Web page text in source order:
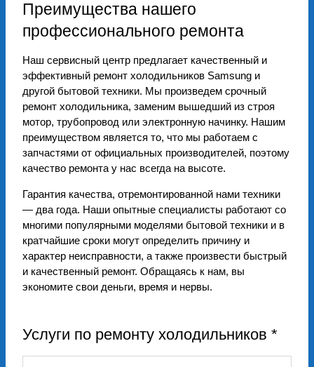
Преимущества нашего
профессионального ремонта
Наш сервисный центр предлагает качественный и
эффективный ремонт холодильников Samsung и
другой бытовой техники. Мы произведем срочный
ремонт холодильника, заменим вышедший из строя
мотор, трубопровод или электронную начинку. Нашим
преимуществом является то, что мы работаем с
запчастями от официальных производителей, поэтому
качество ремонта у нас всегда на высоте.
Гарантия качества, отремонтированной нами техники
— два года. Наши опытные специалисты работают со
многими популярными моделями бытовой техники и в
кратчайшие сроки могут определить причину и
характер неисправности, а также произвести быстрый
и качественный ремонт. Обращаясь к нам, вы
экономите свои деньги, время и нервы.
Услуги по ремонту холодильников *